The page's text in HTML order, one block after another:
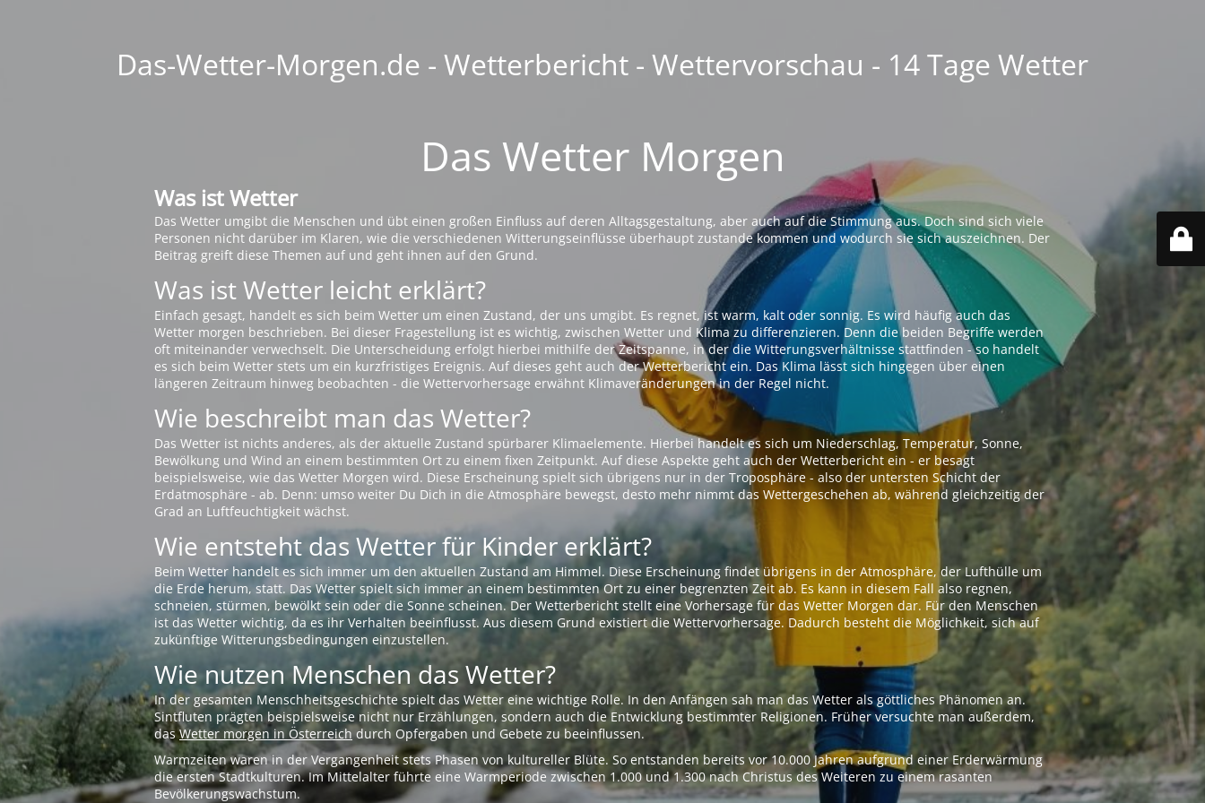
Das-Wetter-Morgen.de - Wetterbericht - Wettervorschau - 14 Tage Wetter
Das Wetter Morgen
Was ist Wetter
Das Wetter umgibt die Menschen und übt einen großen Einfluss auf deren Alltagsgestaltung, aber auch auf die Stimmung aus. Doch sind sich viele
Personen nicht darüber im Klaren, wie die verschiedenen Witterungseinflüsse überhaupt zustande kommen und wodurch sie sich auszeichnen. Der
Beitrag greift diese Themen auf und geht ihnen auf den Grund.
Was ist Wetter leicht erklärt?
Einfach gesagt, handelt es sich beim Wetter um einen Zustand, der uns umgibt. Es regnet, ist warm, kalt oder sonnig. Es wird häufig auch das
Wetter morgen beschrieben. Bei dieser Fragestellung ist es wichtig, zwischen Wetter und Klima zu differenzieren. Denn die beiden Begriffe werden
oft miteinander verwechselt. Die Unterscheidung erfolgt hierbei mithilfe der Zeitspanne, in der die Witterungsverhältnisse stattfinden - so handelt
es sich beim Wetter stets um ein kurzfristiges Ereignis. Auf dieses geht auch der Wetterbericht ein. Das Klima lässt sich hingegen über einen
längeren Zeitraum hinweg beobachten - die Wettervorhersage erwähnt Klimaveränderungen in der Regel nicht.
Wie beschreibt man das Wetter?
Das Wetter ist nichts anderes, als der aktuelle Zustand spürbarer Klimaelemente. Hierbei handelt es sich um Niederschlag, Temperatur, Sonne,
Bewölkung und Wind an einem bestimmten Ort zu einem fixen Zeitpunkt. Auf diese Aspekte geht auch der Wetterbericht ein - er besagt
beispielsweise, wie das Wetter Morgen wird. Diese Erscheinung spielt sich übrigens nur in der Troposphäre - also der untersten Schicht der
Erdatmosphäre - ab. Denn: umso weiter Du Dich in die Atmosphäre bewegst, desto mehr nimmt das Wettergeschehen ab, während gleichzeitig der
Grad an Luftfeuchtigkeit wächst.
Wie entsteht das Wetter für Kinder erklärt?
Beim Wetter handelt es sich immer um den aktuellen Zustand am Himmel. Diese Erscheinung findet übrigens in der Atmosphäre, der Lufthülle um
die Erde herum, statt. Das Wetter spielt sich immer an einem bestimmten Ort zu einer begrenzten Zeit ab. Es kann in diesem Fall also regnen,
schneien, stürmen, bewölkt sein oder die Sonne scheinen. Der Wetterbericht stellt eine Vorhersage für das Wetter Morgen dar. Für den Menschen
ist das Wetter wichtig, da es ihr Verhalten beeinflusst. Aus diesem Grund existiert die Wettervorhersage. Dadurch besteht die Möglichkeit, sich auf
zukünftige Witterungsbedingungen einzustellen.
Wie nutzen Menschen das Wetter?
In der gesamten Menschheitsgeschichte spielt das Wetter eine wichtige Rolle. In den Anfängen sah man das Wetter als göttliches Phänomen an.
Sintfluten prägten beispielsweise nicht nur Erzählungen, sondern auch die Entwicklung bestimmter Religionen. Früher versuchte man außerdem,
dasWetter morgen in Österreichdurch Opfergaben und Gebete zu beeinflussen.
Warmzeiten waren in der Vergangenheit stets Phasen von kultureller Blüte. So entstanden bereits vor 10.000 Jahren aufgrund einer Erderwärmung
die ersten Stadtkulturen. Im Mittelalter führte eine Warmperiode zwischen 1.000 und 1.300 nach Christus des Weiteren zu einem rasanten
Bevölkerungswachstum.